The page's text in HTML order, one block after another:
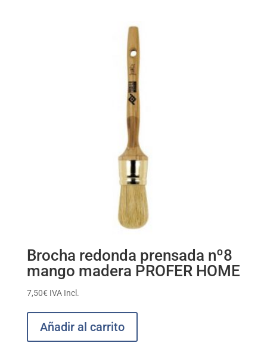
Brocha redonda prensada nº8
mango madera PROFER HOME
7,50€ IVA Incl.
Añadir al carrito